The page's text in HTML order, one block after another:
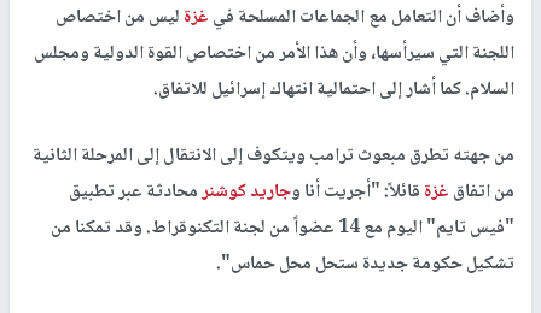
وأضاف أن التعامل مع الجماعات المسلحة فيغزةليس من اختصاص
اللجنة التي سيرأسها، وأن هذا الأمر من اختصاص القوة الدولية ومجلس
السلام. كما أشار إلى احتمالية انتهاك إسرائيل للاتفاق.
من جهته تطرق مبعوث ترامب ويتكوف إلى الانتقال إلى المرحلة الثانية
من اتفاقغزةقائلاً: "أجريت أنا وجاريد كوشنرمحادثة عبر تطبيق
"فيس تايم" اليوم مع 14 عضواً من لجنة التكنوقراط. وقد تمكنا من
تشكيل حكومة جديدة ستحل محل حماس".